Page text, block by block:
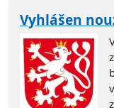
Vyhlášen